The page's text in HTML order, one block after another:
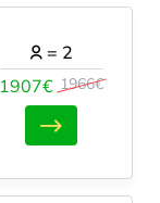
1907€ 1966€
= 2